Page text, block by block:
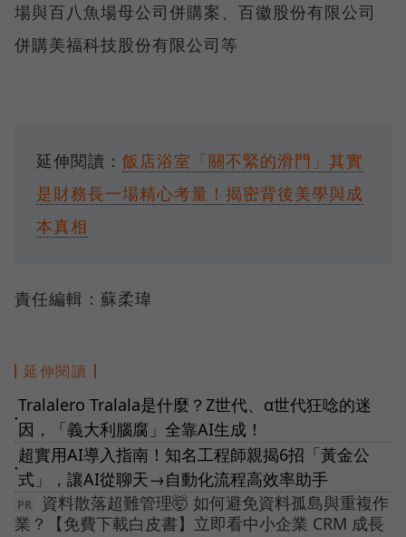
場與百八魚場母公司併購案、百徽股份有限公司
併購美福科技股份有限公司等
延伸閱讀： 飯店浴室「關不緊的滑門」其實
是財務長一場精心考量！揭密背後美學與成
本真相
責任編輯：蘇柔瑋
延伸閱讀
●
Tralalero Tralala是什麼？Z世代、α世代狂唸的迷
因，「義大利腦腐」全靠AI生成！
●
超實用AI導入指南！知名工程師親揭6招「黃金公
式」，讓AI從聊天→自動化流程高效率助手
資料散落超難管理🤯 如何避免資料孤島與重複作
業？【免費下載白皮書】立即看中小企業 CRM 成長